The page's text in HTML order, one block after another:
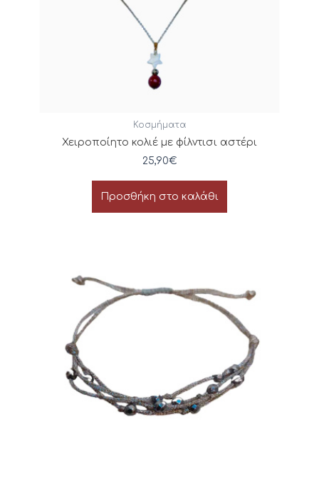
Κοσμήματα
Χειροποίητο κολιέ με φίλντισι αστέρι
25,90€
Προσθήκη στο καλάθι